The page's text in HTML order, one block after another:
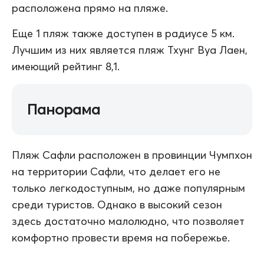
расположена прямо на пляже.
Еще 1 пляж также доступен в радиусе 5 км.
Лучшим из них является пляж Тхунг Вуа Лаен,
имеющий рейтинг 8,1.
Панорама
Пляж Сафли расположен в провинции Чумпхон
на территории Сафли, что делает его не
только легкодоступным, но даже популярным
среди туристов. Однако в высокий сезон
здесь достаточно малолюдно, что позволяет
комфортно провести время на побережье.